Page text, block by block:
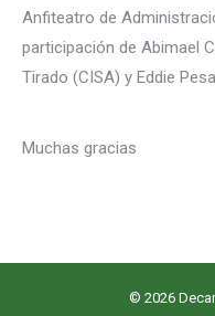
Anfiteatro de
participación de Abimael
Tirado (CISA) y Eddie
Muchas gracias
© 2026